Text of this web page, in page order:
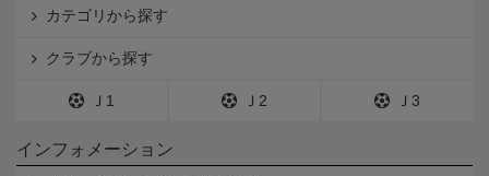
カテゴリから探す
クラブから探す
Ｊ1 Ｊ2 Ｊ3
インフォメーション